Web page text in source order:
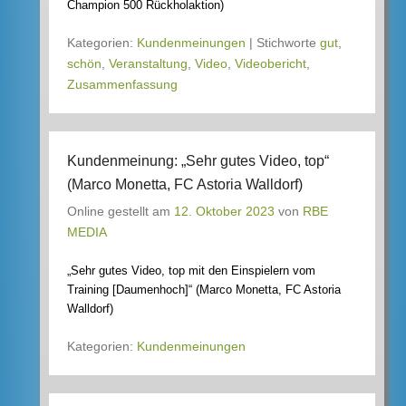
Champion 500 Rückholaktion)
Kategorien: Kundenmeinungen | Stichworte gut
schön Veranstaltung Video Videobericht
Zusammenfassung
Kundenmeinung: „Sehr gutes Video, top“
(Marco Monetta, FC Astoria Walldorf)
Online gestellt am 12. Oktober 2023 von RBE
MEDIA
„Sehr gutes Video, top mit den Einspielern vom
Training [Daumenhoch]“ (Marco Monetta, FC Astoria
Walldorf)
Kategorien: Kundenmeinungen